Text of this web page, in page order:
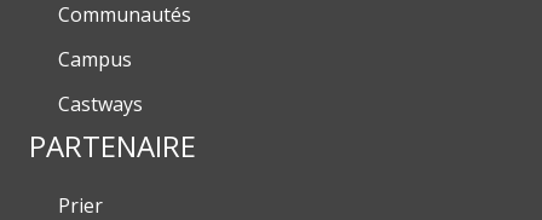
Communautés
Campus
Castways
PARTENAIRE
Prier